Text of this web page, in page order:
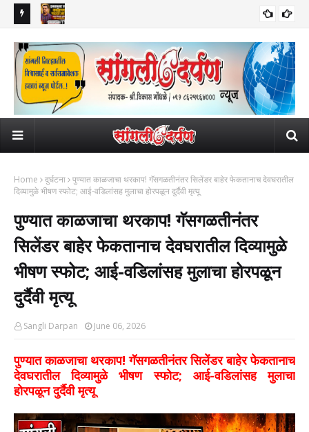
लहान मुलींनी गमावले छत्र
भावपूर्ण श्रद्धांजली
Home दुर्घटना पुण्यात काळजाचा थरकाप! गॅसगळतीनंतर सिलेंडर बाहेर फेकतानाच देवघरातील
दिव्यामुळे भीषण स्फोट; आई-वडिलांसह मुलाचा होरपळून दुर्दैवी मृत्यू
पुण्यात काळजाचा थरकाप! गॅसगळतीनंतर
सिलेंडर बाहेर फेकतानाच देवघरातील दिव्यामुळे
भीषण स्फोट; आई-वडिलांसह मुलाचा होरपळून
दुर्दैवी मृत्यू
Sangli Darpan June 06, 2026
पुण्यात काळजाचा थरकाप! गॅसगळतीनंतर सिलेंडर बाहेर फेकतानाच
देवघरातील दिव्यामुळे भीषण स्फोट; आई-वडिलांसह मुलाचा
होरपळून दुर्दैवी मृत्यू